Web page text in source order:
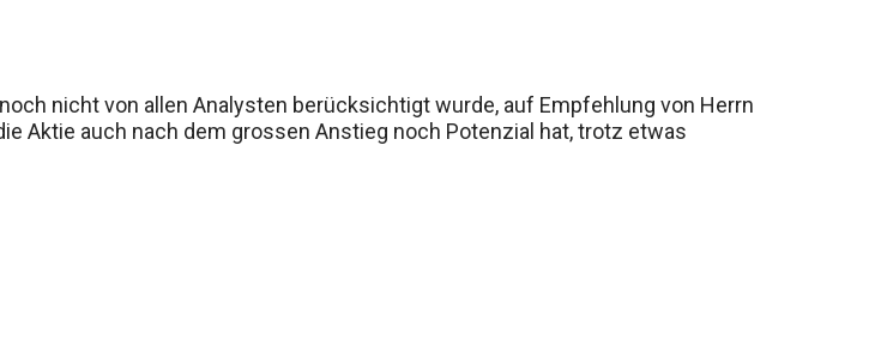
nicht von allen Analysten berücksichtigt wurde, auf Empfehlung von Herrn
Aktie auch nach dem grossen Anstieg noch Potenzial hat, trotz etwas